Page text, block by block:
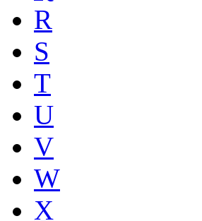
R
S
T
U
V
W
X